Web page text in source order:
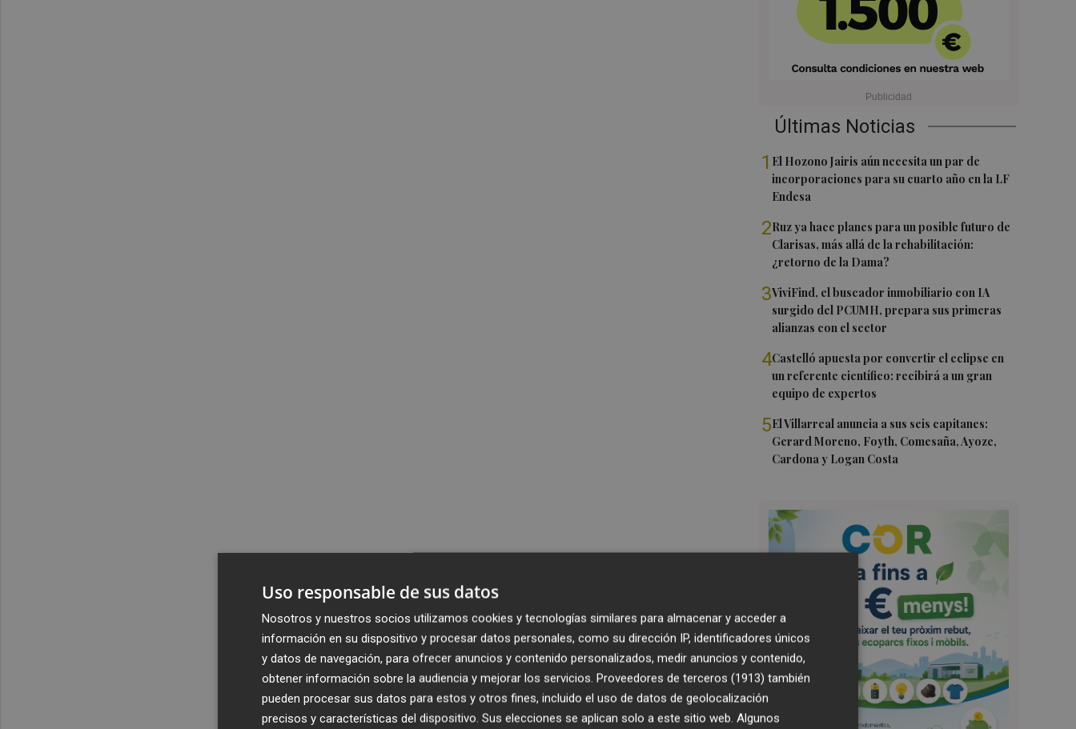
Últimas Noticias
1 El Hozono Jairis aún necesita un par de
incorporaciones para su cuarto año en la LF
Endesa
2Ruz ya hace planes para un posible futuro de
Clarisas, más allá de la rehabilitación:
¿retorno de la Dama?
3ViviFind, el buscador inmobiliario con IA
surgido del PCUMH, prepara sus primeras
alianzas con el sector
4Castelló apuesta por convertir el eclipse en
un referente científico: recibirá a un gran
equipo de expertos
5El Villarreal anuncia a sus seis capitanes:
Gerard Moreno, Foyth, Comesaña, Ayoze,
Cardona y Logan Costa
Uso responsable de sus datos
Nosotros y nuestros socios utilizamos cookies y tecnologías similares para almacenar y acceder a
información en su dispositivo y procesar datos personales, como su dirección IP, identificadores únicos
y datos de navegación, para ofrecer anuncios y contenido personalizados, medir anuncios y contenido,
obtener información sobre la audiencia y mejorar los servicios. Proveedores de terceros (1913) también
pueden procesar sus datos para estos y otros fines, incluido el uso de datos de geolocalización
precisos y características del dispositivo. Sus elecciones se aplican solo a este sitio web. Algunos